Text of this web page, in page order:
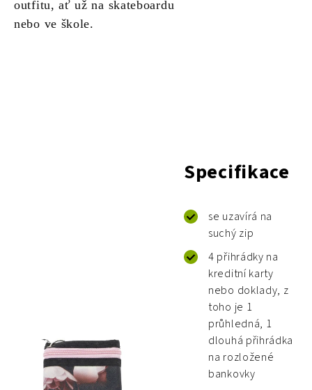
outfitu, ať už na skateboardu
nebo ve škole.
Specifikace
se uzavírá na
suchý zip
4 přihrádky na
kreditní karty
nebo doklady, z
toho je 1
průhledná, 1
dlouhá přihrádka
na rozložené
bankovky